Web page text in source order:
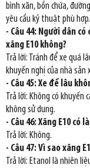
bình xăn, bồn chứa,
yêu cầu kỹ thuật phù hợp.
- Câu 44: Người dân
xăng E10 không?
Trả lời: Tránh để xe quá
khuyến nghị của nhà sản
- Câu 45: Xe để lâu
Trả lời: Không có khuyến
không sử dụng.
- Câu 46: Xăng E10 có
Trả lời: Không.
- Câu 47: Vì sao xăng
Trả lời: Etanol là nhiên